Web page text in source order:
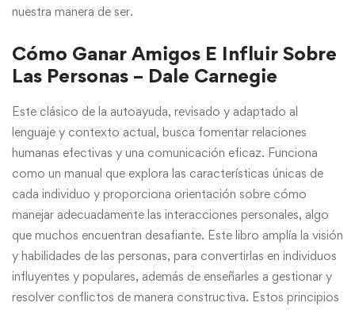
nuestra manera de ser.
Cómo Ganar Amigos E Influir Sobre
Las Personas – Dale Carnegie
Este clásico de la autoayuda, revisado y adaptado al
lenguaje y contexto actual, busca fomentar relaciones
humanas efectivas y una comunicación eficaz. Funciona
como un manual que explora las características únicas de
cada individuo y proporciona orientación sobre cómo
manejar adecuadamente las interacciones personales, algo
que muchos encuentran desafiante. Este libro amplía la visión
y habilidades de las personas, para convertirlas en individuos
influyentes y populares, además de enseñarles a gestionar y
resolver conflictos de manera constructiva. Estos principios